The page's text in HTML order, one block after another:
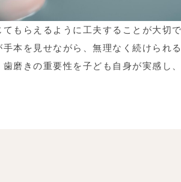
もらえるように工夫することが大切
本を見せながら、無理なく続けられ
磨きの重要性を子ども自身が実感し